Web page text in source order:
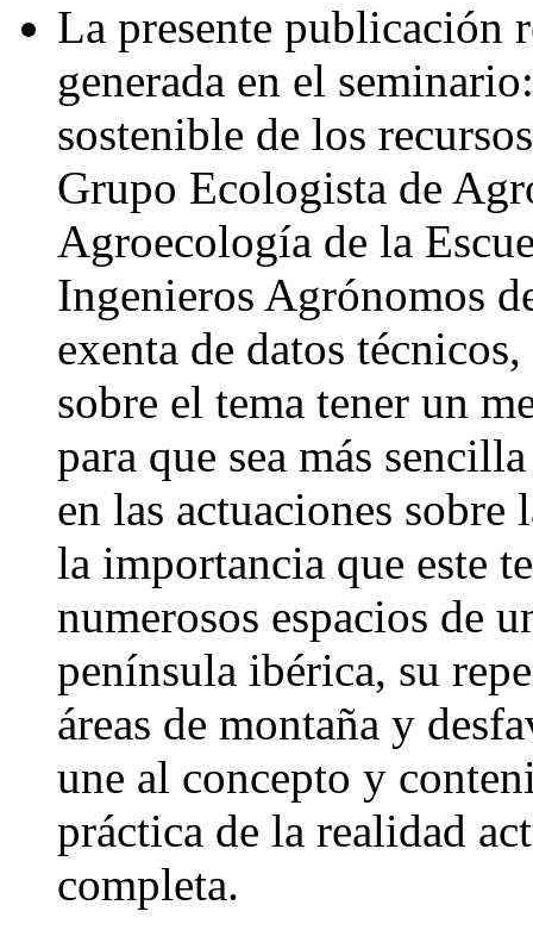
La presente publicación
generada en el
sostenible de los
Grupo Ecologista de
Agroecología de la
Ingenieros Agrónomos
exenta de datos
sobre el tema tener un
para que sea más
en las actuaciones sobre
la importancia que este
numerosos espacios de
península ibérica, su
áreas de montaña y
une al concepto y
práctica de la realidad
completa.